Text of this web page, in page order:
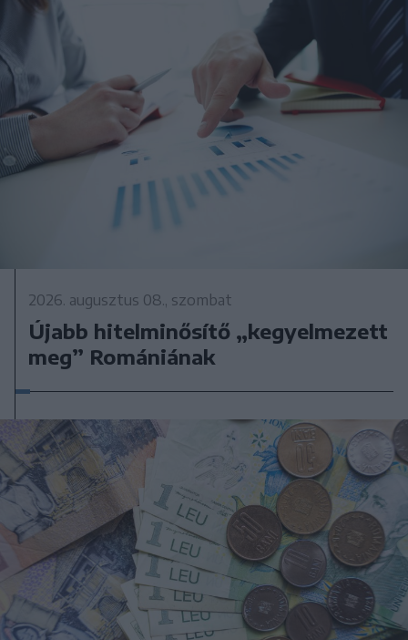
2026. augusztus 08., szombat
Újabb hitelminősítő „kegyelmezett
meg” Romániának